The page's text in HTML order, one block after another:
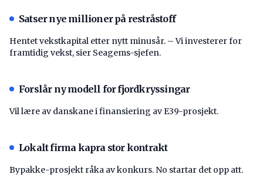
Satser nye millioner på restråstoff
Hentet vekstkapital etter nytt minusår. – Vi investerer for
framtidig vekst, sier Seagems-sjefen.
Forslår ny modell for fjordkryssingar
Vil lære av danskane i finansiering av E39-prosjekt.
Lokalt firma kapra stor kontrakt
Bypakke-prosjekt råka av konkurs. No startar det opp att.